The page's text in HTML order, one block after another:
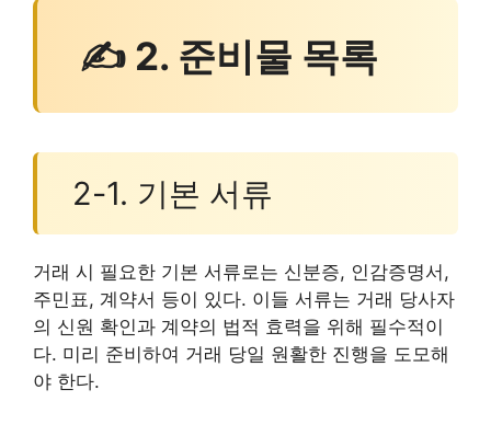
✍ 2. 준비물 목록
2-1. 기본 서류
거래 시 필요한 기본 서류로는 신분증, 인감증명서,
주민표, 계약서 등이 있다. 이들 서류는 거래 당사자
의 신원 확인과 계약의 법적 효력을 위해 필수적이
다. 미리 준비하여 거래 당일 원활한 진행을 도모해
야 한다.